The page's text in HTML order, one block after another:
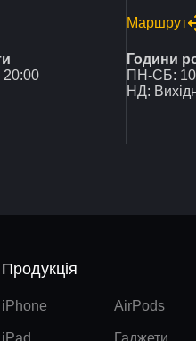
20:00
Маршрут
Години
ПН-СБ:
НД:
Продукція
iPhone
iPad
AirPods
Гаджети